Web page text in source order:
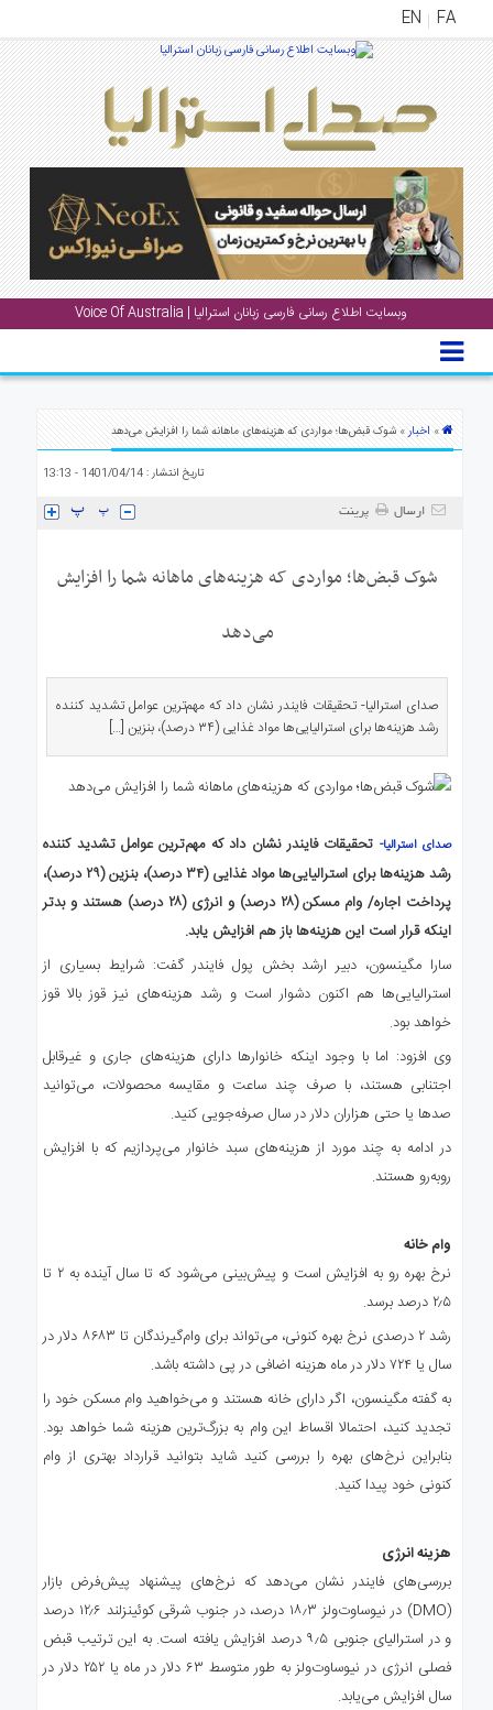
FA
EN
وبسایت اطلاع رسانی فارسی زبانان استرالیا | Voice Of Australia
منوی
اصلی
خانه
جشن
ها
و
ها
پادکست
» اخبار» شوک قبض‌ها؛ مواردی که هزینه‌های ماهانه شما را افزایش می‌دهد
تاریخ انتشار : 1401/04/14 - 13:13
ارسال پرینت
شوک قبض‌ها؛ مواردی که هزینه‌های ماهانه شما را افزایش
می‌دهد
صدای استرالیا- تحقیقات فایندر نشان داد که مهم‌ترین عوامل تشدید کننده
رشد هزینه‌ها برای استرالیایی‌ها مواد غذایی (۳۴ درصد)، بنزین […]
صدای استرالیا- تحقیقات فایندر نشان داد که مهم‌ترین عوامل تشدید کننده
رشد هزینه‌ها برای استرالیایی‌ها مواد غذایی (۳۴ درصد)، بنزین (۲۹ درصد)،
پرداخت اجاره/ وام مسکن (۲۸ درصد) و انرژی (۲۸ درصد) هستند و بدتر
اینکه قرار است این هزینه‌ها باز هم افزایش یابد.
سارا مگینسون، دبیر ارشد بخش پول فایندر گفت: شرایط بسیاری از
استرالیایی‌ها هم اکنون دشوار است و رشد هزینه‌های نیز قوز بالا قوز
خواهد بود.
وی افزود: اما با وجود اینکه خانوارها دارای هزینه‌های جاری و غیرقابل
اجتنابی هستند، با صرف چند ساعت و مقایسه محصولات، می‌توانید
صدها یا حتی هزاران دلار در سال صرفه‌جویی کنید.
در ادامه به چند مورد از هزینه‌های سبد خانوار می‌پردازیم که با افزایش
روبه‌رو هستند.
وام‌ خانه
نرخ بهره رو به افزایش است و پیش‌بینی می‌شود که تا سال آینده به ۲ تا
۲٫۵ درصد برسد.
رشد ۲ درصدی نرخ بهره کنونی، می‌تواند برای وام‌گیرندگان تا ۸۶۸۳ دلار در
سال یا ۷۲۴ دلار در ماه هزینه اضافی در پی داشته باشد.
به گفته مگینسون، اگر دارای خانه هستند و می‌خواهید وام مسکن خود را
تجدید کنید، احتمالا اقساط این وام به بزرگ‌ترین هزینه شما خواهد بود.
بنابراین نرخ‌های بهره را بررسی کنید شاید بتوانید قرارداد بهتری از وام
کنونی خود پیدا کنید.
هزینه انرژی
بررسی‌های فایندر نشان می‌دهد که نرخ‌های پیشنهاد پیش‌فرض بازار
(DMO) در نیوساوت‌ولز ۱۸٫۳ درصد، در جنوب شرقی کوئینزلند ۱۲٫۶ درصد
و در استرالیای جنوبی ۹٫۵ درصد افزایش یافته است. به این ترتیب قبض
فصلی انرژی در نیوساوت‌ولز به طور متوسط ۶۳ دلار در ماه یا ۲۵۲ دلار در
سال افزایش می‌یابد.